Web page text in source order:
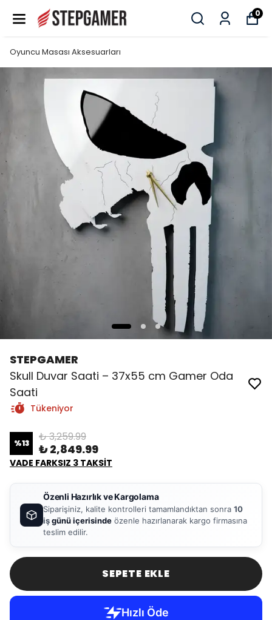
0
Oyuncu Masası Aksesuarları
STEPGAMER
Skull Duvar Saati – 37x55 cm Gamer Oda
Saati
Tükeniyor
%13 ₺ 3,259.99
₺ 2,849.99
VADE FARKSIZ 3 TAKSİT
Özenli Hazırlık ve Kargolama
Siparişiniz, kalite kontrolleri tamamlandıktan sonra 10
işgünü içerisinde özenle hazırlanarak kargo firmasına
teslim edilir.
SEPETE EKLE